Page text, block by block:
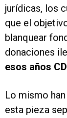
jurídicas, los
que el
blanquear
donaciones
esos años
Lo mismo
esta pieza